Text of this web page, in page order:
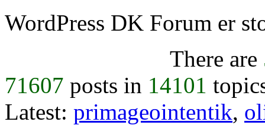
WordPress DK Forum er
There are
71607 posts in 14101
Latest: primageointentik,